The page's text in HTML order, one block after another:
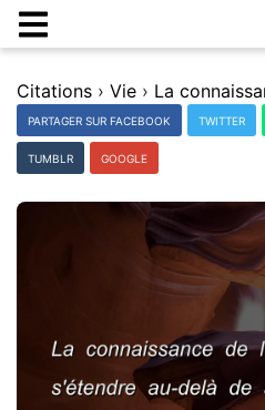
Citations › Vie ›
PARTAGER SUR FACEBOOK TWITTER
TUMBLR GOOGLE